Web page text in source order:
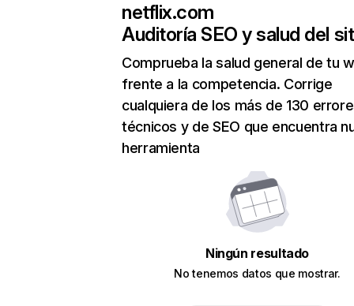
netflix.com
Auditoría SEO y salud del
Comprueba la salud general de tu
frente a la competencia. Corrige
cualquiera de los más de 130
técnicos y de SEO que encuentra
herramienta
Ningún resultado
No tenemos datos que mostrar.